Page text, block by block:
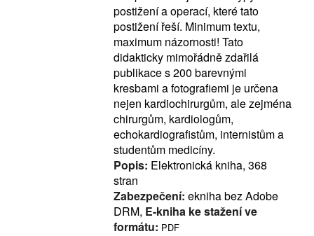
postižení a operací, které tato
postižení řeší. Minimum textu,
maximum názornosti! Tato
didakticky mimořádně zdařilá
publikace s 200 barevnými
kresbami a fotografiemi je určena
nejen kardiochirurgům, ale zejména
chirurgům, kardiologům,
echokardiografistům, internistům a
studentům medicíny.
Popis: Elektronická kniha, 368
stran
Zabezpečení: ekniha bez Adobe
DRM, E-kniha ke stažení ve
formátu: PDF